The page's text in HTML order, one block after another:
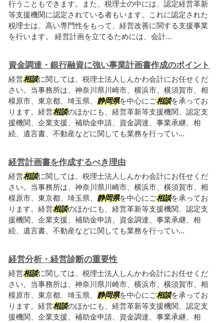
行うこともできます。また、税理士の中には、認定経営革新
等支援機関に認定されている者もいます。これに認定された
税理士は、高い専門性をもって、経営改善に関する支援事業
を行います。 経営計画を立てるためには、会計...
資金調達・銀行融資に強い事業計画書作成のポイント
経営相談に関しては、税理士法人しんかわ会計にお任せくだ
さい。当事務所は、神奈川県川崎市、横浜市、横須賀市、相
模原市、東京都、埼玉県、 静岡県を中心にご相談を承ってお
ります。経営相談のほかにも、経営革新等支援機関、認定支
援機関、企業支援、補助金申請、資金調達、事業承継、相
続、遺言書、不動産などに関しても業務を行ってい...
経営計画書を作成するべき理由
経営相談に関しては、税理士法人しんかわ会計にお任せくだ
さい。当事務所は、神奈川県川崎市、横浜市、横須賀市、相
模原市、東京都、埼玉県、 静岡県を中心にご相談を承ってお
ります。経営相談のほかにも、経営革新等支援機関、認定支
援機関、企業支援、補助金申請、資金調達、事業承継、相
続、遺言書、不動産などに関しても業務を行ってい...
経営分析・経営診断の重要性
経営相談に関しては、税理士法人しんかわ会計にお任せくだ
さい。当事務所は、神奈川県川崎市、横浜市、横須賀市、相
模原市、東京都、埼玉県、 静岡県を中心にご相談を承ってお
ります。経営相談のほかにも、経営革新等支援機関、認定支
援機関、企業支援、補助金申請、資金調達、事業承継、相